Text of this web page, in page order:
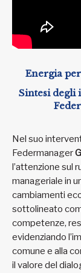
Energia
Sintesi degli
Nel suo
Federmanager
l’attenzione sul
manageriale in
cambiamenti
sottolineato
competenze,
evidenziando
comune e alla
il valore del